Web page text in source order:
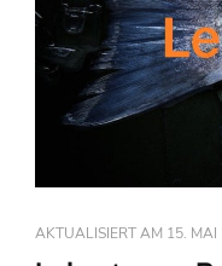
AKTUALISIERT AM 15. MAI